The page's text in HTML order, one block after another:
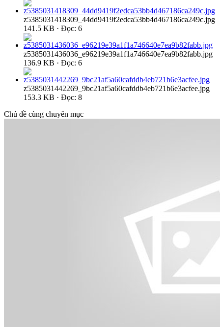
z5385031418309_44dd9419f2edca53bb4d467186ca249c.jpg
141.5 KB · Đọc: 6
z5385031436036_e96219e39a1f1a746640e7ea9b82fabb.jpg
136.9 KB · Đọc: 6
z5385031442269_9bc21af5a60cafddb4eb721b6e3acfee.jpg
153.3 KB · Đọc: 8
Chủ đề cùng chuyên mục